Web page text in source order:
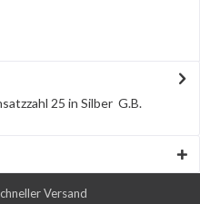
25 in Silber G.B.
Versand